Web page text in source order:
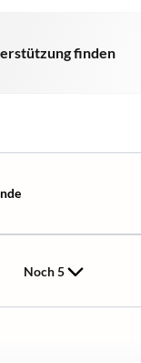
finden
Noch 5